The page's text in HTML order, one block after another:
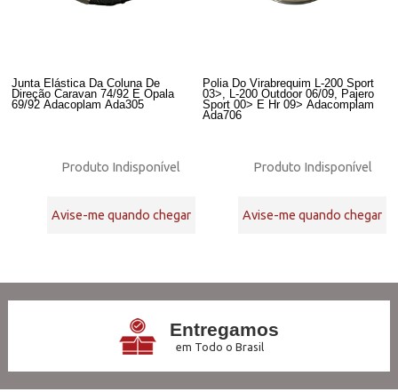
Junta Elástica Da Coluna De
Direção Caravan 74/92 E Opala
69/92 Adacoplam Ada305
Produto Indisponível
Avise-me quando chegar
Polia Do Virabrequim L-200 Sport
03>, L-200 Outdoor 06/09, Pajero
Sport 00> E Hr 09> Adacomplam
Ada706
Produto Indisponível
Avise-me quando chegar
Entregamos
em Todo o Brasil